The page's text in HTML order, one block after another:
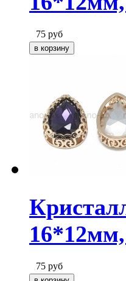
75 руб
75 руб